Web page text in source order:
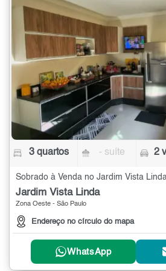
3 quartos - suíte 2
Sobrado à Venda no Jardim Vista
Jardim Vista Linda
Zona Oeste - São Paulo
Endereço no círculo do mapa
WhatsApp